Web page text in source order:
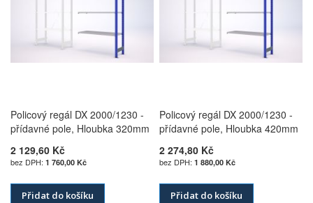
Policový regál DX 2000/1230 -
přídavné pole, Hloubka 320mm
2 129,60 Kč
1 760,00 Kč
Přidat do košíku
Policový regál DX 2000/1230 -
přídavné pole, Hloubka 420mm
2 274,80 Kč
1 880,00 Kč
Přidat do košíku